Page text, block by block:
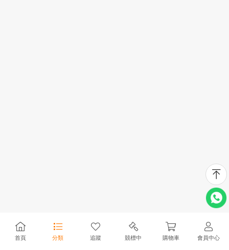
首頁 分類 追蹤 競標中 購物車 會員中心